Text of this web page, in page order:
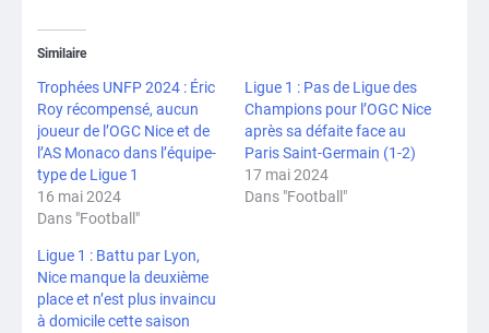
Similaire
Trophées UNFP 2024 : Éric
Roy récompensé, aucun
joueur de l’OGC Nice et de
l’AS Monaco dans l’équipe-
type de Ligue 1
16 mai 2024
Dans "Football"
Ligue 1 : Pas de Ligue des
Champions pour l’OGC Nice
après sa défaite face au
Paris Saint-Germain (1-2)
17 mai 2024
Dans "Football"
Ligue 1 : Battu par Lyon,
Nice manque la deuxième
place et n’est plus invaincu
à domicile cette saison